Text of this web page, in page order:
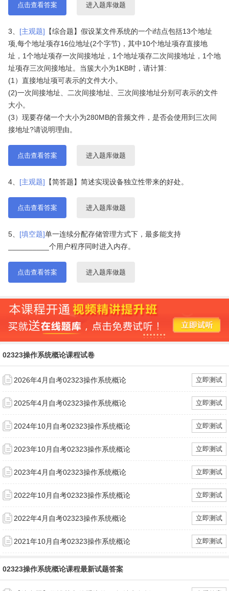
点击查看答案 进入题库做题
3、 [主观题] 【综合题】假设某文件系统的一个i结点包括13个地址
项,每个地址项存16位地址(2个字节)，其中10个地址项存直接地
址，1个地址项存一次间接地址，1个地址项存二次间接地址，1个地
址项存三次间接地址。当簇大小为1KB时，请计算:
(1）直接地址项可表示的文件大小。
(2)一次间接地址、二次间接地址、三次间接地址分别可表示的文件
大小。
(3）现要存储一个大小为280MB的音频文件，是否会使用到三次间
接地址?请说明理由。
点击查看答案 进入题库做题
4、 [主观题] 【简答题】简述实现设备独立性带来的好处。
点击查看答案 进入题库做题
5、 [填空题]单一连续分配存储管理方式下，最多能支持
__________个用户程序同时进入内存。
点击查看答案 进入题库做题
02323操作系统概论课程试卷
2026年4月自考02323操作系统概论 立即测试
2025年4月自考02323操作系统概论 立即测试
2024年10月自考02323操作系统概论 立即测试
2023年10月自考02323操作系统概论 立即测试
2023年4月自考02323操作系统概论 立即测试
2022年10月自考02323操作系统概论 立即测试
2022年4月自考02323操作系统概论 立即测试
2021年10月自考02323操作系统概论 立即测试
02323操作系统概论课程最新试题答案